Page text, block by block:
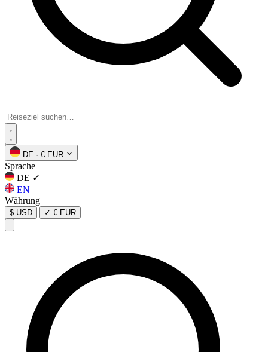
DE · € EUR
Sprache
DE ✓
EN
Währung
$ USD ✓ € EUR